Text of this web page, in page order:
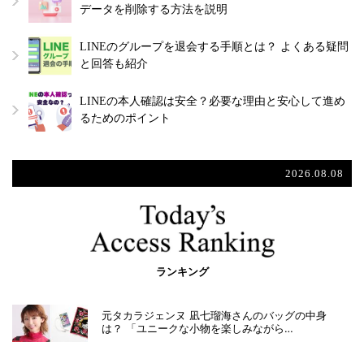
データを削除する方法を説明
LINEのグループを退会する手順とは？ よくある疑問
と回答も紹介
LINEの本人確認は安全？必要な理由と安心して進め
るためのポイント
2026.08.08
ランキング
元タカラジェンヌ 凪七瑠海さんのバッグの中身
は？ 「ユニークな小物を楽しみながら…